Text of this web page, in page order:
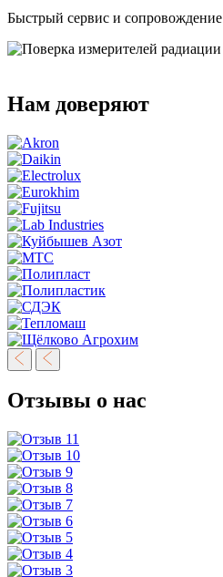
Быстрый сервис и сопровождение
Нам доверяют
Отзывы о нас